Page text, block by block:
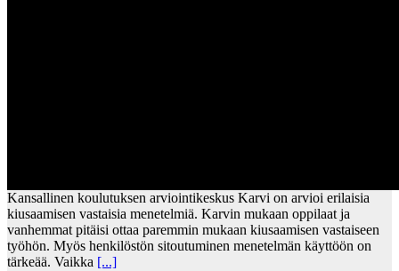
Kansallinen koulutuksen arviointikeskus Karvi on arvioi erilaisia
kiusaamisen vastaisia menetelmiä. Karvin mukaan oppilaat ja
vanhemmat pitäisi ottaa paremmin mukaan kiusaamisen vastaiseen
työhön. Myös henkilöstön sitoutuminen menetelmän käyttöön on
tärkeää. Vaikka [...]